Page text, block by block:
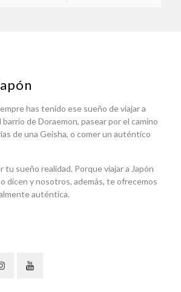
has tenido ese sueño de viajar a
barrio de Doraemon, pasear por el camino
de una Geisha, o comer un auténtico
tu sueño realidad. Porque viajar a Japón
dicen y nosotros, además, te ofrecemos
auténtica.